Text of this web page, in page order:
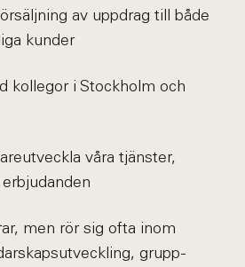
av uppdrag till både
kunder
kollegor i Stockholm och
våra tjänster,
men rör sig ofta inom
grupp-